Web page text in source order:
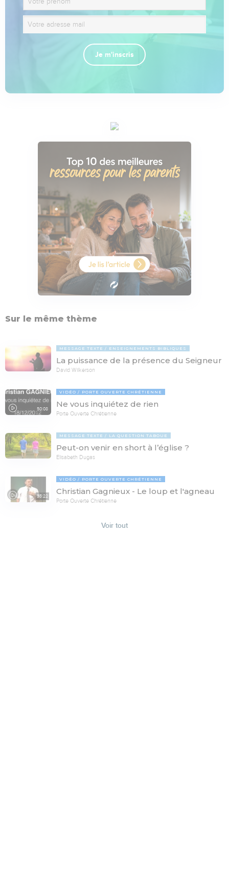
Je m'inscris
Sur le même thème
MESSAGE TEXTE ENSEIGNEMENTS BIBLIQUES
La puissance de la présence du Seigneur
David Wilkerson
50:08
VIDÉO PORTE OUVERTE CHRÉTIENNE
Ne vous inquiétez de rien
Porte Ouverte Chrétienne
MESSAGE TEXTE LA QUESTION TABOUE
Peut-on venir en short à l’église ?
Elisabeth Dugas
35:22
VIDÉO PORTE OUVERTE CHRÉTIENNE
Christian Gagnieux - Le loup et l'agneau
Porte Ouverte Chrétienne
Voir tout